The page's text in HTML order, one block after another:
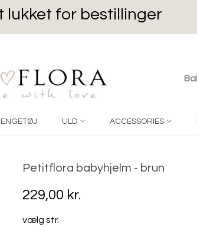
lukket for bestillinger
ULD ACCESSORIES
Petitflora babyhjelm - brun
229,00 kr.
vælg str.